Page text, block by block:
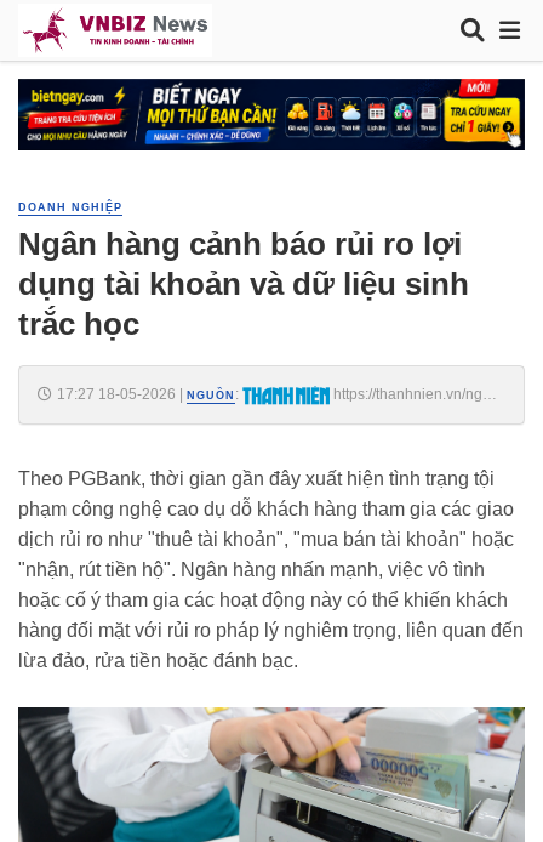
DOANH NGHIỆP
Ngân hàng cảnh báo rủi ro lợi
dụng tài khoản và dữ liệu sinh
trắc học
17:27 18-05-2026 NGUỒN :
https://thanhnien.vn/ngan-
Theo PGBank, thời gian gần đây xuất hiện tình trạng tội
phạm công nghệ cao dụ dỗ khách hàng tham gia các giao
dịch rủi ro như "thuê tài khoản", "mua bán tài khoản" hoặc
"nhận, rút tiền hộ". Ngân hàng nhấn mạnh, việc vô tình
hoặc cố ý tham gia các hoạt động này có thể khiến khách
hàng đối mặt với rủi ro pháp lý nghiêm trọng, liên quan đến
lừa đảo, rửa tiền hoặc đánh bạc.